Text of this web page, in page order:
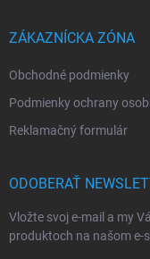
ZÁKAZNÍCKA ZÓNA
Obchodné podmienky
Podmienky ochrany
Reklamačný formulár
ODOBERAŤ
Vložte svoj e-mail a my
produktoch na našom e-